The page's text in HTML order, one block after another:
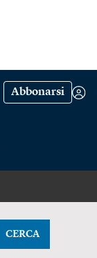
Abbonarsi
CERCA